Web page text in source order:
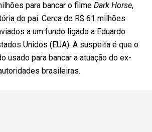
para bancar o filme Dark Horse,
do pai. Cerca de R$ 61 milhões
a um fundo ligado a Eduardo
Unidos (EUA). A suspeita é que o
usado para bancar a atuação do ex-
brasileiras.